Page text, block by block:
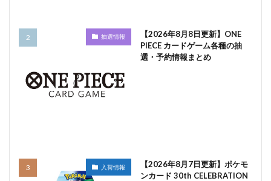
抽選情報
【2026年8月8日更新】ONE
PIECE カードゲーム各種の抽
選・予約情報まとめ
入荷情報
【2026年8月7日更新】ポケモ
ンカード 30th CELEBRATION